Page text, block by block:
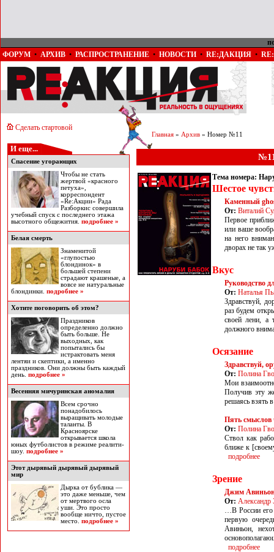
ФОРУМ • АРХИВ • РАСПРОСТРАНЕНИЕ • НОВОСТИ • RE:ДАКЦИЯ •
Сделать стартовой
И еще...
Спасение угорающих
Чтобы не стать
жертвой «красного
петуха»,
корреспондент
«Re:Акции» Рада
Разборкис совершила
учебный спуск с последнего этажа
высотного общежития. подробнее »
Белая смерть
Знаменитой
«глупостью
блондинок» в
большей степени
страдают крашеные, а
вовсе не натуральные
блондинки. подробнее »
Хотите поговорить об этом?
Праздников
определенно должно
быть больше. Не
выходных, как
попытались бы
истрактовать меня
лентяи и скептики, а именно
праздников. Они должны быть каждый
день. подробнее »
Весенняя мичуринская аномалия
Всем срочно
понадобилось
выращивать молодые
таланты. В
Красноярске
открывается школа
юных футболистов в режиме реалити-
шоу. подробнее »
Этот дырявый дырявый дырявый
мир
Дырка от бублика —
это даже меньше, чем
от мертвого осла
уши. Это просто
вообще ничто, пустое
место.
подробнее »
Главная » Архив » Номер №11
Тема номера:
Шестое
Каменный
От: Виталий
Первое
или ваше
на него
дворах не так
Вкус
Руководство
От: Наталья
Здравствуй,
раз будем
своей лени, а
должного
Осязание
Здравствуй,
От: Полина
Мои
Получив эту
решаясь взять
Пять смыслов
От: Полина
Ствол как
ближе к
подробнее
Зрение
Джим Авиньон
От: Александр
…В России его
первую
Авиньон,
подробнее